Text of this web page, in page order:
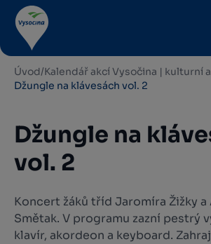
Úvod/Kalendář akcí Vysočina | kulturní
Džungle na klávesách vol. 2
Džungle na
vol. 2
Koncert žáků tříd Jaromíra Žižky a
Smětak. V programu zazní pestrý
klavír, akordeon a keyboard.